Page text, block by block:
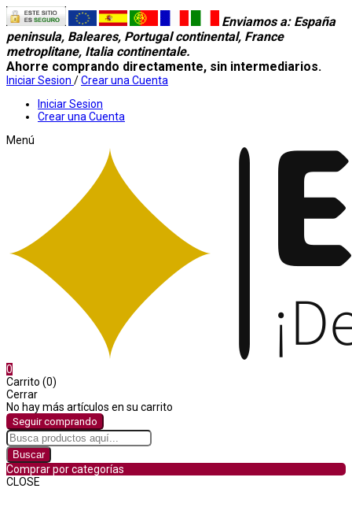
Enviamos a: España
peninsula, Baleares, Portugal continental, France
metroplitane, Italia continentale.
Ahorre comprando directamente, sin intermediarios.
Iniciar Sesion /Crear una Cuenta
Iniciar Sesion
Crear una Cuenta
Menú
0
Carrito (0)
Cerrar
No hay más artículos en su carrito
Seguir comprando
Buscar
Comprar por categorías
CLOSE